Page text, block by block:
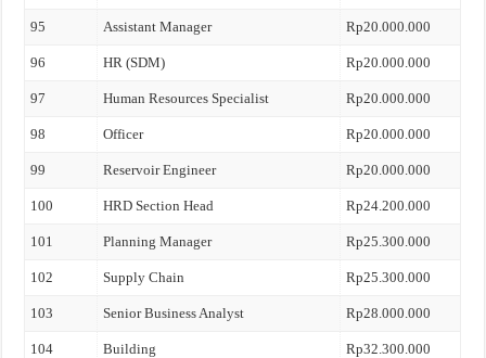
95 Assistant Manager Rp20.000.000
96 HR (SDM) Rp20.000.000
97 Human Resources Specialist Rp20.000.000
98 Officer Rp20.000.000
99 Reservoir Engineer Rp20.000.000
100 HRD Section Head Rp24.200.000
101 Planning Manager Rp25.300.000
102 Supply Chain Rp25.300.000
103 Senior Business Analyst Rp28.000.000
104 Building Rp32.300.000